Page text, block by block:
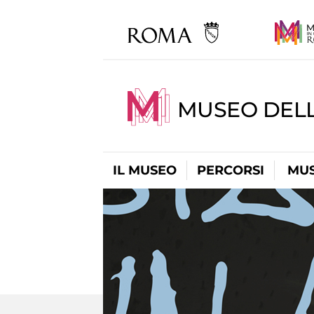
MUSEO
IL MUSEO PERCORSI